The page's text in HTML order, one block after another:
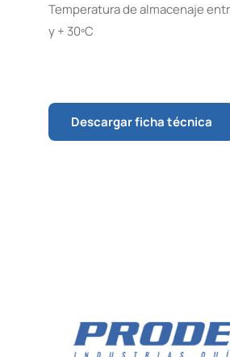
Temperatura de almacenaje
y + 30ºC
Descargar ficha técnica